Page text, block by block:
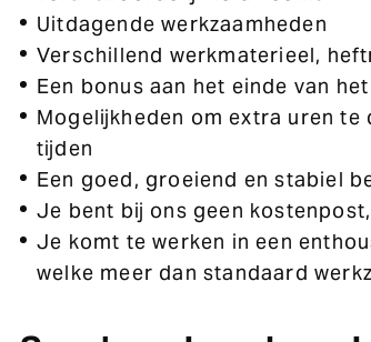
Uitdagende werkzaamheden
Verschillend werkmaterieel,
Een bonus aan het einde van
Mogelijkheden om extra uren te
tijden
Een goed, groeiend en stabiel
Je bent bij ons geen
Je komt te werken in een
welke meer dan standaard